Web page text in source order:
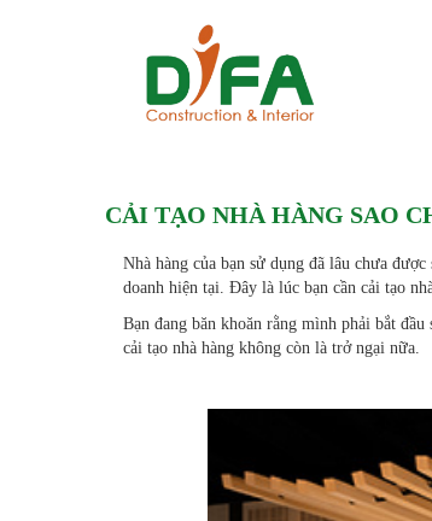
CẢI TẠO NHÀ HÀNG SAO
Nhà hàng của bạn sử dụng đã lâu chưa
doanh hiện tại. Đây là lúc bạn cần cải tạo
Bạn đang băn khoăn rằng mình phải bắt
cải tạo nhà hàng không còn là trở ngại nữa.